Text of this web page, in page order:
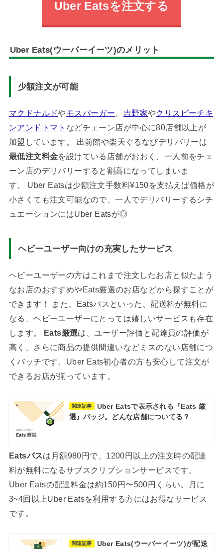
Uber Eatsを注文する
Uber Eats(ウーバーイーツ)のメリット
少額注文が可能
マクドナルドやモスバーガー 吉野家やクリスピーチキ
ンアンドトマト などチェーン店が中心に80店舗以上が
加盟しています。 出前館や楽天ぐるなびデリバリーは
最低注文料金を設けている店舗がおおく、一人前をチェ
ーン店のデリバリーすると割高になってしまいま
す。 Uber Eatsは少額注文手数料¥150を支払えば価格が
小さくても注文可能なので、一人でデリバリーするシチ
ュエーションにはUber Eatsが◎
ヘビーユーザー向けの充実したサービス
ヘビーユーザーの方はこれまで注文したお店と似たよう
なお店のおすすめやEats厳選のお店などから探すことが
できます！ また、Eatsパスといった、配送料が無料に
なる、ヘビーユーザーにとっては嬉しいサービスも存在
します。 Eats厳選は、ユーザー評価と配達員の評価が
高く、さらに商品の提供間違いなどミスのない店舗につ
くバッチです。Uber Eats初心者の方も安心して注文が
できるお店が揃っています。
関連記事
Uber Eatsで表示される『Eats 厳
選』バッジ。どんな店舗についてる？
Eatsパスは月額980円で、1200円以上の注文時の配達
料が無料になるサブスクリプションサービスです。
Uber Eatsの配達料金は約150円〜500円くらい。月に
3~4回以上Uber Eatsを利用する方にはお得なサービス
です。
関連記事
Uber Eats(ウーバーイーツ)が配送